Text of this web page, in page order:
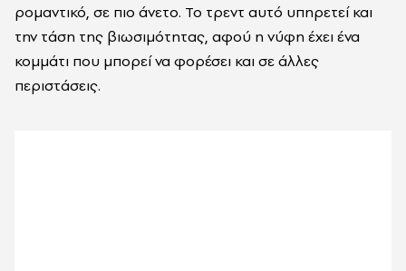
ρομαντικό, σε πιο άνετο. Το τρεντ αυτό υπηρετεί και
την τάση της βιωσιμότητας, αφού η νύφη έχει ένα
κομμάτι που μπορεί να φορέσει και σε άλλες
περιστάσεις.